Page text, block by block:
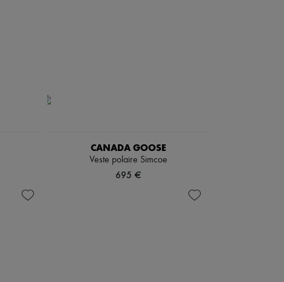
CANADA GOOSE
Veste polaire Simcoe
695 €